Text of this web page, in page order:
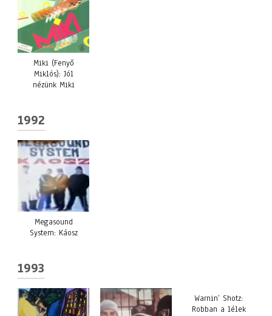
Miki (Fenyő
Miklós): Jól
nézünk Miki
1992
Megasound
System: Káosz
1993
Warnin’ Shotz:
Robban a lélek